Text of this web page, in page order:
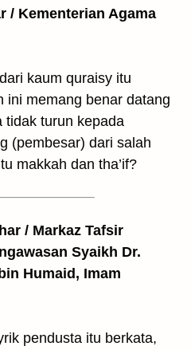
/ Kementerian Agama
kaum quraisy itu
ini memang benar datang
tidak turun kepada
(pembesar) dari salah
makkah dan tha’if?
/ Markaz Tafsir
Syaikh Dr.
Humaid, Imam
pendusta itu berkata,